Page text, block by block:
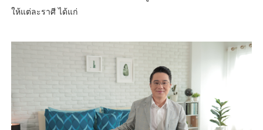
ให้แต่ละราศี ได้แก่